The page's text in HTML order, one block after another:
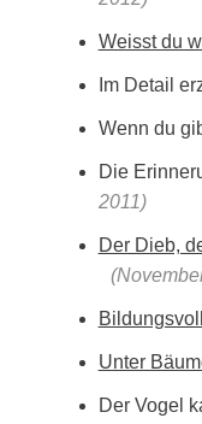
Weisst du
Im Detail
Wenn du
Die
2011)
Der Dieb,
Unter
Der Vogel